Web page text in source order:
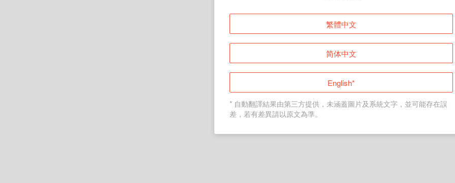
登入
返回首頁
繁體中文
简体中文
English*
* 自動翻譯結果由第三方提供，未涵蓋圖片及系統文字，並可能存在誤
差，若有差異請以原文為準。